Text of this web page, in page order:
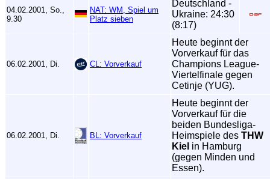
04.02.2001, So.,
9.30
NAT: WM, Spiel um
Platz sieben
Deutschland -
Ukraine: 24:30
(8:17)
06.02.2001, Di. CL: Vorverkauf
Heute beginnt der
Vorverkauf für das
Champions League-
Viertelfinale gegen
Cetinje (YUG).
06.02.2001, Di. BL: Vorverkauf
Heute beginnt der
Vorverkauf für die
beiden Bundesliga-
Heimspiele des THW
Kiel in Hamburg
(gegen Minden und
Essen).